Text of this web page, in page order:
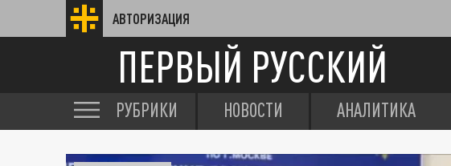
АВТОРИЗАЦИЯ
ПЕРВЫЙ РУССКИЙ
РУБРИКИ НОВОСТИ АНАЛИТИКА